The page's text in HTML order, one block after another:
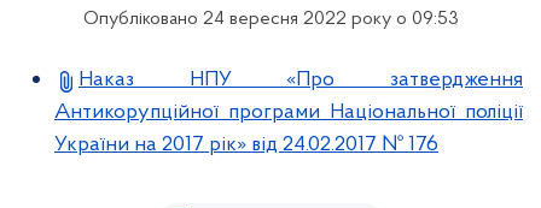
Опубліковано 24 вересня 2022 року о 09:53
Наказ НПУ «Про затвердження
Антикорупційної програми Національної поліції
України на 2017 рік» від 24.02.2017 № 176